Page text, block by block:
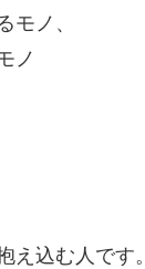
モノ、
ノ
込む人です。